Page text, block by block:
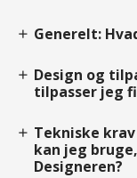
add Generelt:
add Design og
tilpasser jeg
add Tekniske
kan jeg
Designeren?